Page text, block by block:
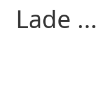
Lade ...